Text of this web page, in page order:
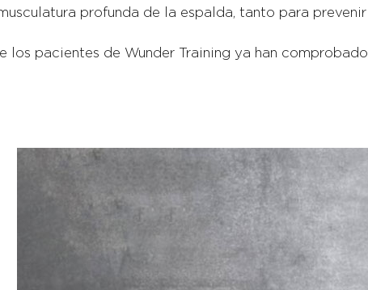
profunda de la espalda, tanto para
los pacientes de Wunder Training ya han